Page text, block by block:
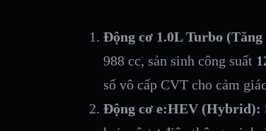
Động cơ 1.0L Turbo (Tăng
988 cc, sản sinh công suất
số vô cấp CVT cho cảm
Động cơ e:HEV (Hybrid):